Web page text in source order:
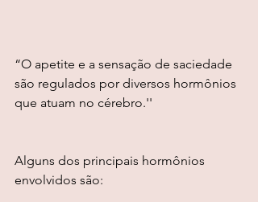
“O apetite e a sensação de saciedade
são regulados por diversos hormônios
que atuam no cérebro.''
Alguns dos principais hormônios
envolvidos são: